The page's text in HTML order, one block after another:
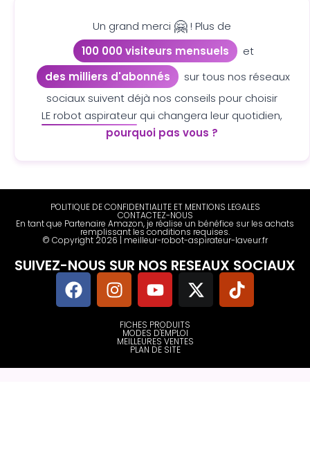
Un grand merci 🤗! Plus de
100 000 visiteurs mensuels
et
des milliers d'abonnés
sur tous nos réseaux
sociaux suivent déjà nos conseils pour choisir
LE robot aspirateur qui changera leur quotidien,
pourquoi pas vous ?
POLITIQUE DE CONFIDENTIALITE ET MENTIONS LEGALES
CONTACTEZ-NOUS
En tant que Partenaire Amazon, je réalise un bénéfice sur les achats
remplissant les conditions requises.
© Copyright 2026 | meilleur-robot-aspirateur-laveur.fr
SUIVEZ-NOUS SUR NOS RESEAUX SOCIAUX
FICHES PRODUITS
MODES D'EMPLOI
MEILLEURES VENTES
PLAN DE SITE